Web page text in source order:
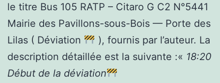
le titre Bus 105 RATP – Citaro G C2 N°5441
Mairie des Pavillons-sous-Bois — Porte des
Lilas ( Déviation
), fournis par l’auteur. La
description détaillée est la suivante :« 18:20
Début de la déviation